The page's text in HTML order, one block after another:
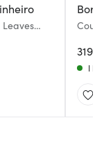
Grön
319
I